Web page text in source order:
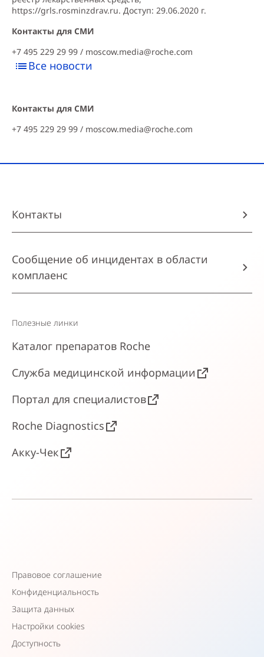
https://grls.rosminzdrav.ru. Доступ: 29.06.2020 г.
Контакты для СМИ
+7 495 229 29 99 / moscow.media@roche.com
Все новости
Контакты для СМИ
+7 495 229 29 99 / moscow.media@roche.com
Контакты
Сообщение об инцидентах в области
комплаенс
Полезные линки
Каталог препаратов Roche
Служба медицинской информации
Портал для специалистов
Roche Diagnostics
Акку-Чек
Правовое соглашение
Конфиденциальность
Защита данных
Настройки cookies
Доступность